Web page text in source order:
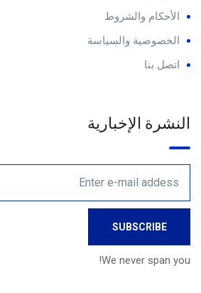
الأحكام والشروط
الخصوصية والسياسة
اتصل بنا
النشرة الإخبارية
We never span you!